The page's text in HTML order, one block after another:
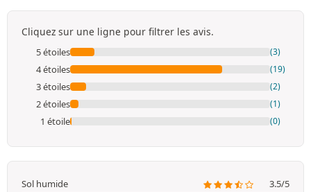
Cliquez sur une ligne pour filtrer les avis.
5 étoiles (3)
4 étoiles (19)
3 étoiles (2)
2 étoiles (1)
1 étoile (0)
Sol humide
3.5/5